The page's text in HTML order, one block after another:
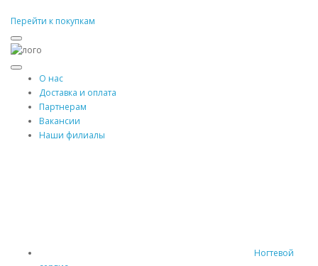
Перейти к покупкам
О нас
Доставка и оплата
Партнерам
Вакансии
Наши филиалы
Ногтевой